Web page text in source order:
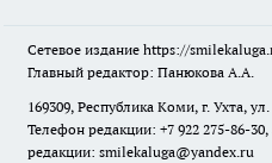
Сетевое издание https://
Главный редактор: Панюкова А.А.
169309, Республика Коми, г. Ухта,
Телефон редакции: +7 922 275-86-
редакции: smilekaluga@yandex.ru